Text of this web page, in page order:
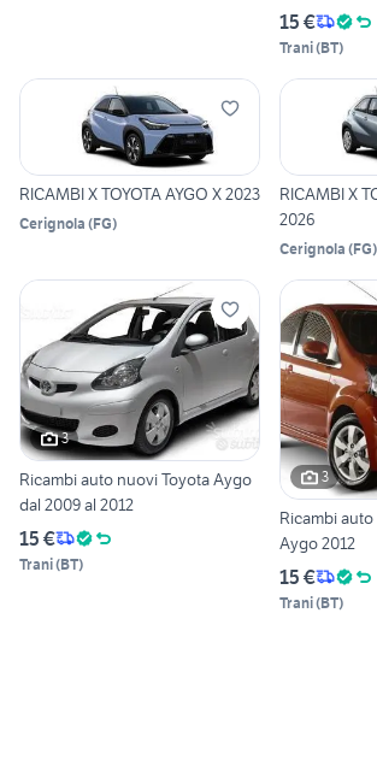
15 €
Trani(BT)
RICAMBI X TOYOTA AYGO X 2023
Cerignola (FG)
RICAMBI X
2026
Cerignola (FG)
3
Ricambi auto nuovi Toyota Aygo
dal 2009 al 2012
15 €
Trani(BT)
3
Ricambi
Aygo 2012
15 €
Trani(BT)